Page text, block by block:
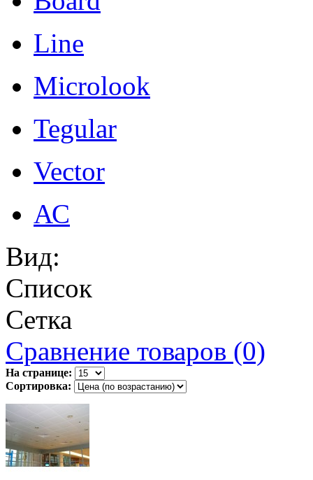
Line
Microlook
Tegular
Vector
АС
Вид:
Список
Сетка
Сравнение товаров (0)
На странице:
Сортировка: